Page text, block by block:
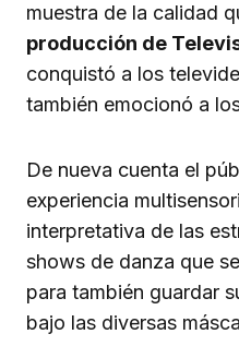
muestra de la calidad
producción de
conquistó a los
también emocionó a
De nueva cuenta el
experiencia
interpretativa de las
shows de danza que
para también guardar
bajo las diversas